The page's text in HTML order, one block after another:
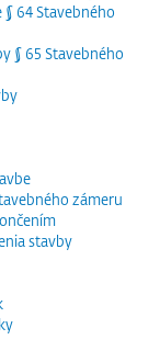
64 Stavebného
§ 65 Stavebného
zámeru
stavby